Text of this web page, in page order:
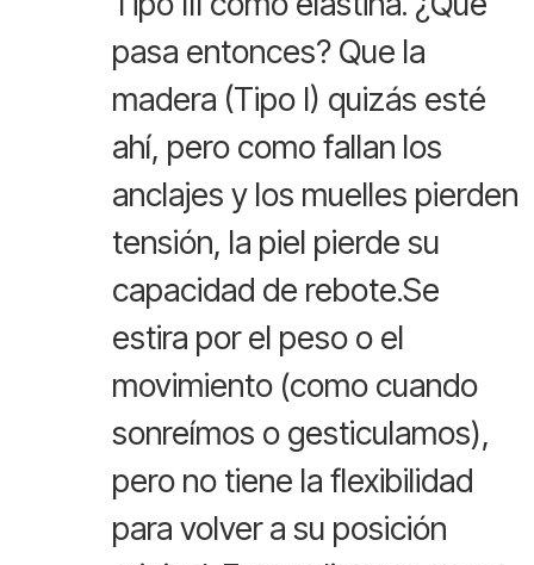
pasa entonces? Que la
madera (Tipo I) quizás esté
ahí, pero como fallan los
anclajes y los muelles pierden
tensión, la piel pierde su
capacidad de rebote.Se
estira por el peso o el
movimiento (como cuando
sonreímos o gesticulamos),
pero no tiene la flexibilidad
para volver a su posición